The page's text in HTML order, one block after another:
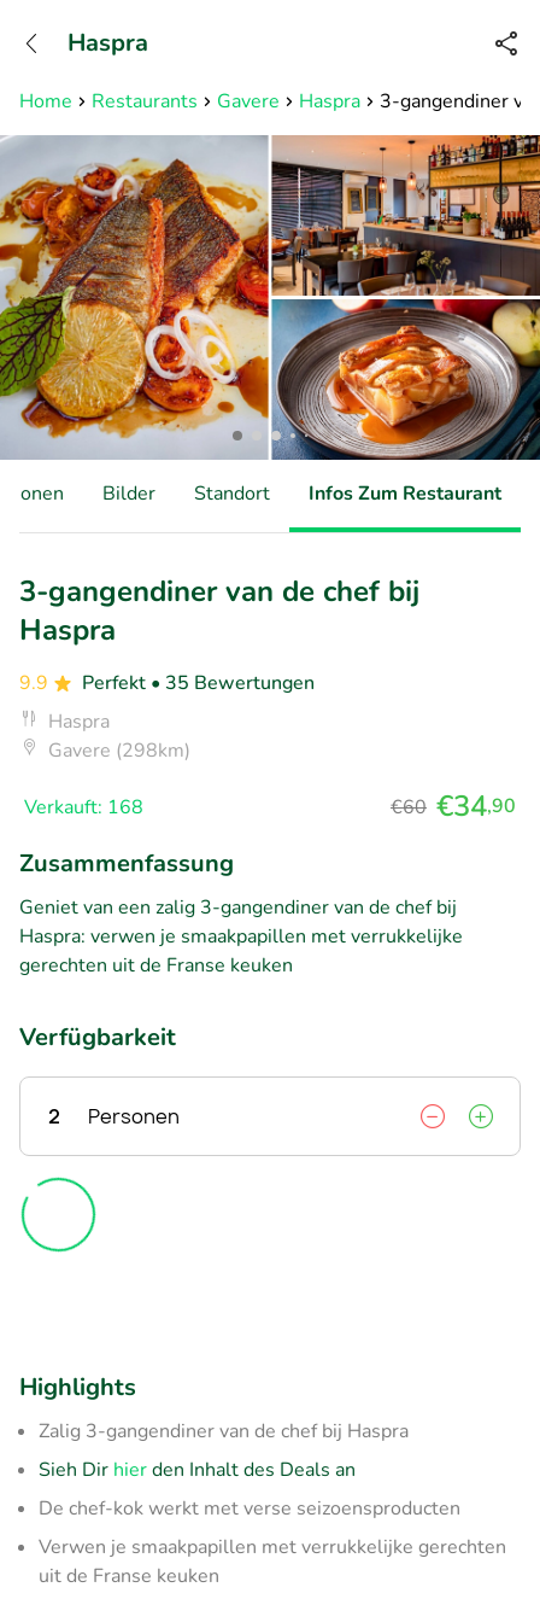
Erreichbar bis 23:00 Uhr (max
0,09€/Min)
Home Restaurants Gavere Haspra 3-gangendiner
Haspra
Bilder Standort Infos Zum Restaurant
3-gangendiner van de chef bij
Haspra
9.9 Perfekt • 35 Bewertungen
Haspra
Gavere (298km)
Verkauft: 168 €60 €34,90
Zusammenfassung
Geniet van een zalig 3-gangendiner van de chef bij
Haspra: verwen je smaakpapillen met verrukkelijke
gerechten uit de Franse keuken
Verfügbarkeit
2 Personen
Highlights
Zalig 3-gangendiner van de chef bij Haspra
Sieh Dir hierden Inhalt des Deals an
De chef-kok werkt met verse seizoensproducten
Verwen je smaakpapillen met verrukkelijke gerechten
uit de Franse keuken